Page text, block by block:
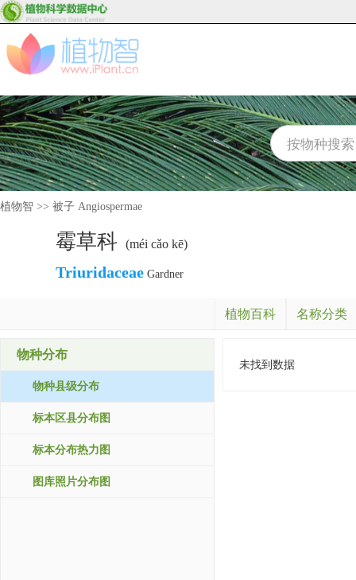
植物智 >> 被子 Angiospermae
霉草科 (méi cǎo kē)
Triuridaceae Gardner
植物百科 名称分类
物种分布
物种县级分布
标本区县分布图
标本分布热力图
图库照片分布图
未找到数据